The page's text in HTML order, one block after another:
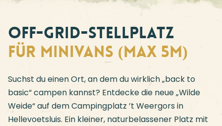
Off-Grid-Stellplatz
für Minivans (Max 5m)
Suchst du einen Ort, an dem du wirklich „back to
basic“ campen kannst? Entdecke die neue „Wilde
Weide“ auf dem Campingplatz ’t Weergors in
Hellevoetsluis. Ein kleiner, naturbelassener Platz mit